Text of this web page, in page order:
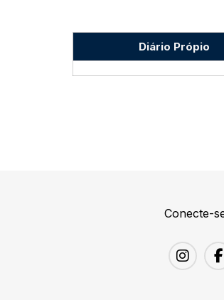
Diário Própio
Conecte-